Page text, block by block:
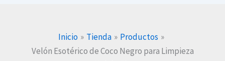
Inicio Tienda
Productos
Velón Esotérico de Coco Negro para Limpieza